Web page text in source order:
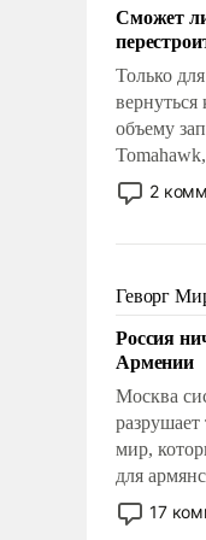
Сможет
Только
объему
США
лет. Даже
означает
перед
2
Геворг
Россия
Армении
Москва
разрушает
мир,
для
Мир, где политические
прожекты
17